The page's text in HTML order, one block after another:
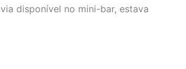
disponível no mini-bar, estava